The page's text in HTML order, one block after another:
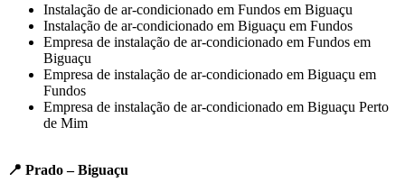
Instalação de ar-condicionado em Fundos em Biguaçu
Instalação de ar-condicionado em Biguaçu em Fundos
Empresa de instalação de ar-condicionado em Fundos em
Biguaçu
Empresa de instalação de ar-condicionado em Biguaçu em
Fundos
Empresa de instalação de ar-condicionado em Biguaçu Perto
de Mim
📍 Prado – Biguaçu